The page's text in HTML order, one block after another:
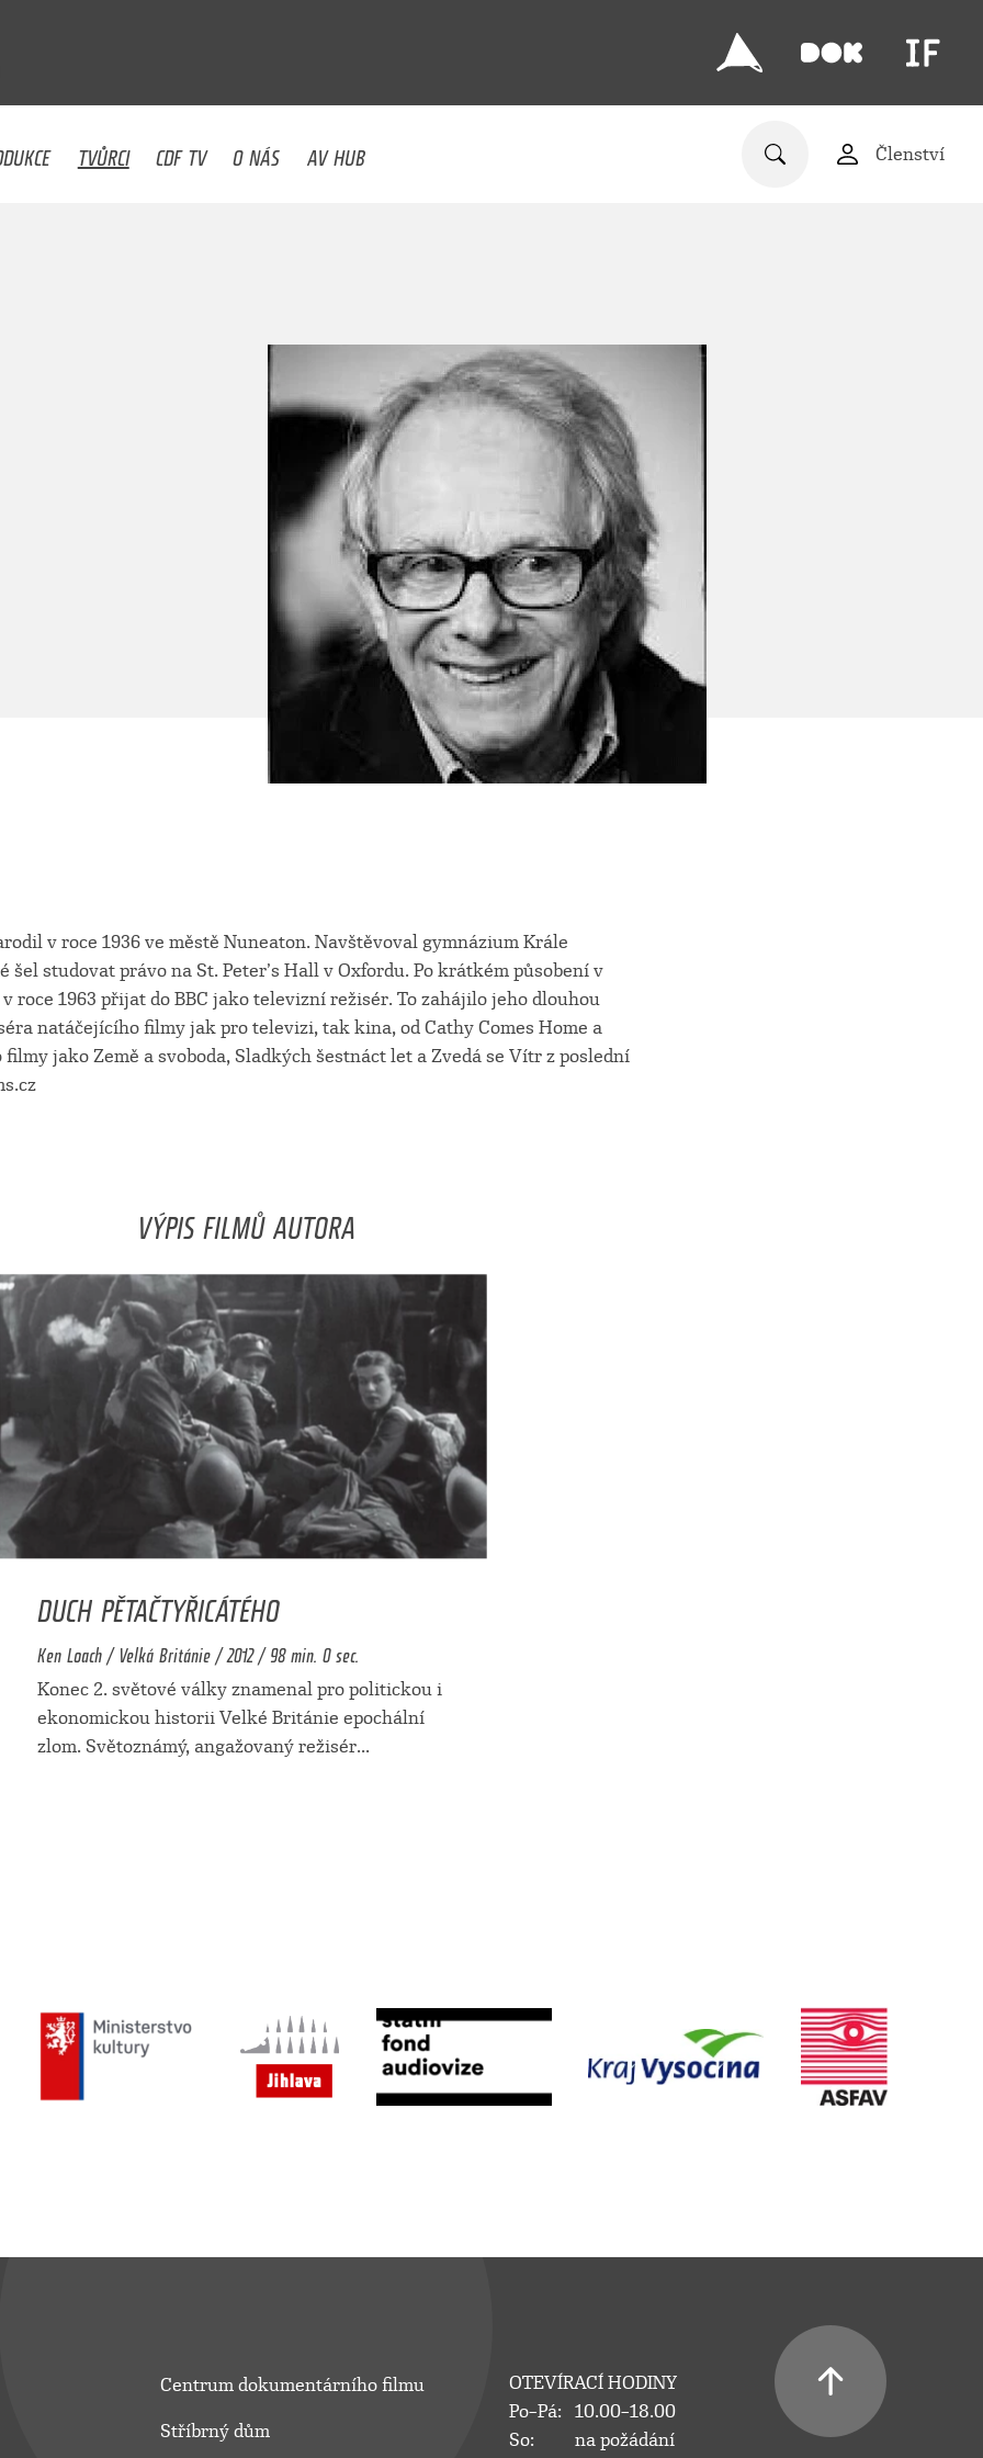
TVŮRCI CDF TV O NÁS AV HUB Členství
v roce 1936 ve městě Nuneaton. Navštěvoval gymnázium Krále
šel studovat právo na St. Peter’s Hall v Oxfordu. Po krátkém působení v
roce 1963 přijat do BBC jako televizní režisér. To zahájilo jeho dlouhou
natáčejícího filmy jak pro televizi, tak kina, od Cathy Comes Home a
filmy jako Země a svoboda, Sladkých šestnáct let a Zvedá se Vítr z poslední
VÝPIS FILMŮ AUTORA
DUCH PĚTAČTYŘICÁTÉHO
Ken Loach / Velká Británie / 2012 / 98 min. 0 sec.
Konec 2. světové války znamenal pro politickou i
ekonomickou historii Velké Británie epochální
zlom. Světoznámý, angažovaný režisér...
Centrum dokumentárního filmu
Stříbrný dům
OTEVÍRACÍ HODINY
Po–Pá:
10.00–18.00
So:
na požádání